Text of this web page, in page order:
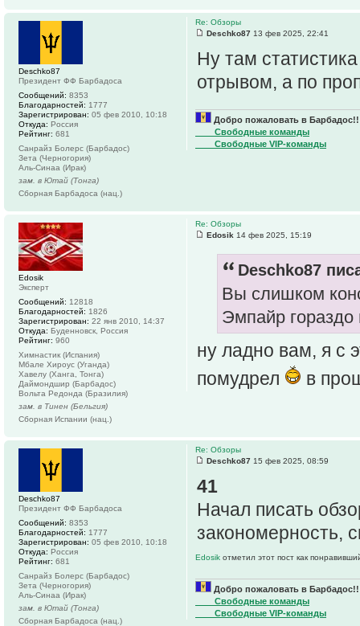
Re: Обзоры
Deschko87 13 фев 2025, 22:41
Ну там
отрывом, а по
Добро пожаловать в
____Свободные команды
____Свободные VIP-команды
Deschko87
Президент ФФ Барбадоса
Сообщений: 8353
Благодарностей: 1777
Зарегистрирован: 05 фев 2010, 10:18
Откуда: Россия
Рейтинг: 681
Санрайз Болерс (Барбадос)
Зета (Черногория)
Аль-Синаа (Ирак)
зам. в Ютай (Тонга)
Сборная Барбадоса (нац.)
Re: Обзоры
Edosik 14 фев 2025, 15:19
Deschko87
Вы слишком
Эмпайр гораздо
ну ладно вам, я с
помудрел
в
Edosik
Эксперт
Сообщений: 12818
Благодарностей: 1826
Зарегистрирован: 22 янв 2010, 14:37
Откуда: Буденновск, Россия
Рейтинг: 960
Химнастик (Испания)
Мбале Хироус (Уганда)
Хавелу (Ханга, Тонга)
Даймондшир (Барбадос)
Вольта Редонда (Бразилия)
зам. в Тинен (Бельгия)
Сборная Испании (нац.)
Re: Обзоры
Deschko87 15 фев 2025, 08:59
41
Начал писать
закономерность,
Edosik отметил этот пост как
Добро пожаловать в
____Свободные команды
____Свободные VIP-команды
Deschko87
Президент ФФ Барбадоса
Сообщений: 8353
Благодарностей: 1777
Зарегистрирован: 05 фев 2010, 10:18
Откуда: Россия
Рейтинг: 681
Санрайз Болерс (Барбадос)
Зета (Черногория)
Аль-Синаа (Ирак)
зам. в Ютай (Тонга)
Сборная Барбадоса (нац.)